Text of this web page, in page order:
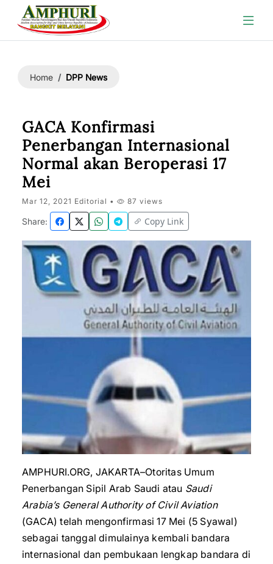
Home DPP News
GACA Konfirmasi
Penerbangan Internasional
Normal akan Beroperasi 17
Mei
Mar 12, 2021 Editorial • 87 views
Share: Copy Link
AMPHURI.ORG, JAKARTA–Otoritas Umum
Penerbangan Sipil Arab Saudi atau Saudi
Arabia’s General Authority of Civil Aviation
(GACA) telah mengonfirmasi 17 Mei (5 Syawal)
sebagai tanggal dimulainya kembali bandara
internasional dan pembukaan lengkap bandara di